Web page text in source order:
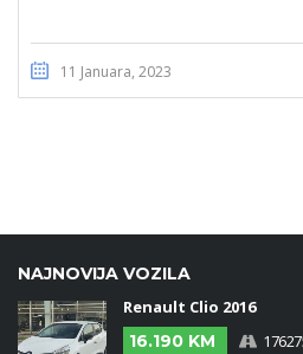
11 Januara, 2023
NAJNOVIJA VOZILA
Renault Clio 2016
16.190 KM